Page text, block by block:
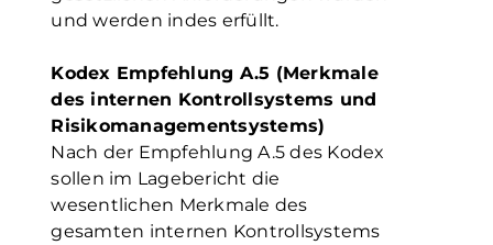
und werden indes erfüllt.
Kodex Empfehlung A.5 (Merkmale
des internen Kontrollsystems und
Risikomanagementsystems)
Nach der Empfehlung A.5 des Kodex
sollen im Lagebericht die
wesentlichen Merkmale des
gesamten internen Kontrollsystems